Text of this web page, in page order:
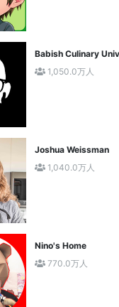
Babish Culinary
1,050.0万人
Joshua Weissman
1,040.0万人
Nino's Home
770.0万人